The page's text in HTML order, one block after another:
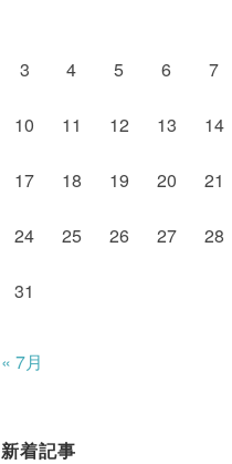
3 4 5 6 7
10 11 12 13 14
17 18 19 20 21
24 25 26 27 28
31
« 7月
新着記事